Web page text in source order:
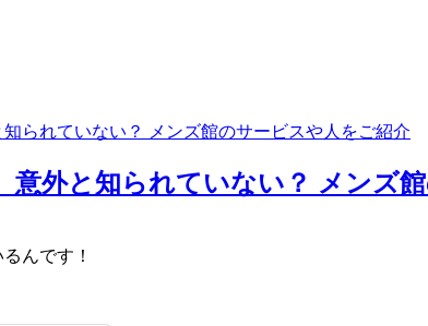
られていない？ メンズ館のサービスや人をご紹介
意外と知られていない？ メンズ
んです！